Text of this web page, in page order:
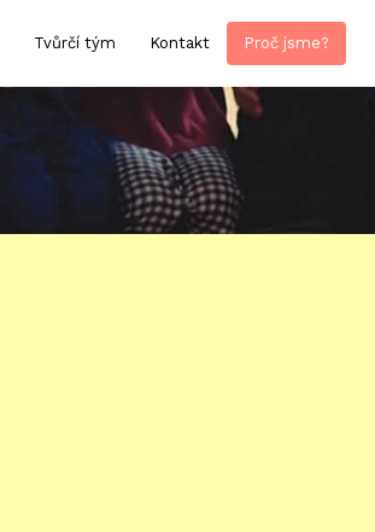
Tvůrčí tým Kontakt Proč jsme?